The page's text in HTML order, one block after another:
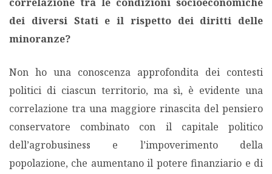
dei diversi Stati e il rispetto dei diritti delle
minoranze?
Non ho una conoscenza approfondita dei contesti
politici di ciascun territorio, ma sì, è evidente una
correlazione tra una maggiore rinascita del pensiero
conservatore combinato con il capitale politico
dell’agrobusiness e l’impoverimento della
popolazione, che aumentano il potere finanziario e di